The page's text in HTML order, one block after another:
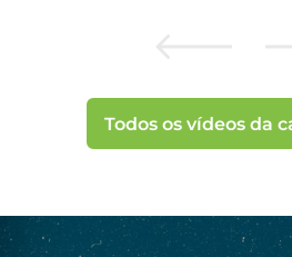
Todos os vídeos da